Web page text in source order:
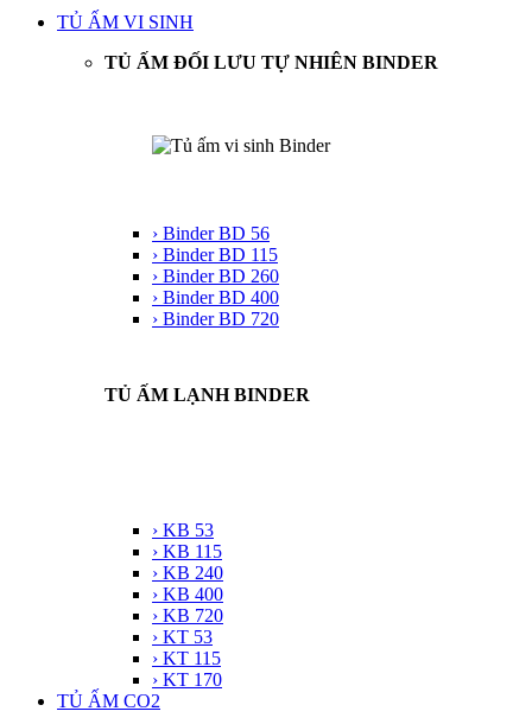
TỦ ẤM VI SINH
TỦ ẤM ĐỐI LƯU TỰ NHIÊN BINDER
› Binder BD 56
› Binder BD 115
› Binder BD 260
› Binder BD 400
› Binder BD 720
TỦ ẤM LẠNH BINDER
› KB 53
› KB 115
› KB 240
› KB 400
› KB 720
› KT 53
› KT 115
› KT 170
TỦ ẤM CO2